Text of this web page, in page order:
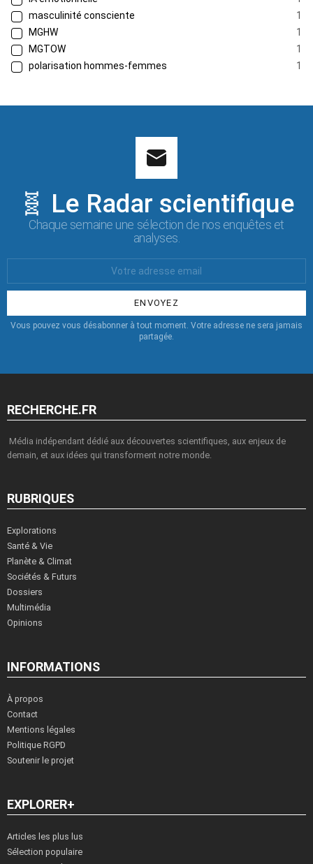
masculinité consciente
1
MGHW
1
MGTOW
1
polarisation hommes-femmes
1
🧬 Le Radar scientifique
Chaque semaine une sélection de nos enquêtes et
analyses.
:
Vous pouvez vous désabonner à tout moment. Votre adresse ne sera jamais
partagée.
RECHERCHE.FR
Média indépendant dédié aux découvertes scientifiques, aux enjeux de
demain, et aux idées qui transforment notre monde.
RUBRIQUES
Explorations
Santé & Vie
Planète & Climat
Sociétés & Futurs
Dossiers
Multimédia
Opinions
INFORMATIONS
À propos
Contact
Mentions légales
Politique RGPD
Soutenir le projet
EXPLORER+
Articles les plus lus
Sélection populaire